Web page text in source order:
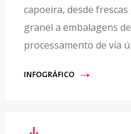
capoeira, desde
granel a embalagens
processamento de via
INFOGRÁFICO